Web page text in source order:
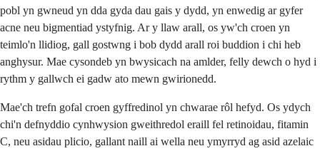
pobl yn gwneud yn dda gyda dau gais y dydd, yn enwedig ar gyfer
acne neu bigmentiad ystyfnig. Ar y llaw arall, os yw'ch croen yn
teimlo'n llidiog, gall gostwng i bob dydd arall roi buddion i chi heb
anghysur. Mae cysondeb yn bwysicach na amlder, felly dewch o hyd i
rythm y gallwch ei gadw ato mewn gwirionedd.
Mae'ch trefn gofal croen gyffredinol yn chwarae rôl hefyd. Os ydych
chi'n defnyddio cynhwysion gweithredol eraill fel retinoidau, fitamin
C, neu asidau plicio, gallant naill ai wella neu ymyrryd ag asid azelaic